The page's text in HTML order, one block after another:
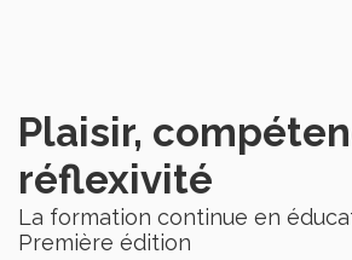
Plaisir,
réflexivité
La formation continue en
Première édition